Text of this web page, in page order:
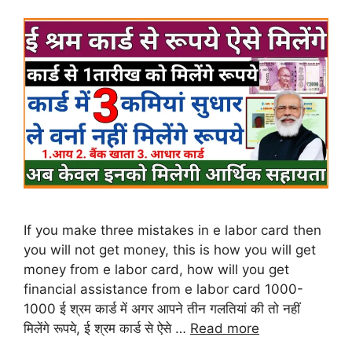
If you make three mistakes in e labor card then
you will not get money, this is how you will get
money from e labor card, how will you get
financial assistance from e labor card 1000-
1000 ई श्रम कार्ड में अगर आपने तीन गलतियां की तो नहीं
मिलेंगे रूपये, ई श्रम कार्ड से ऐसे … Read more